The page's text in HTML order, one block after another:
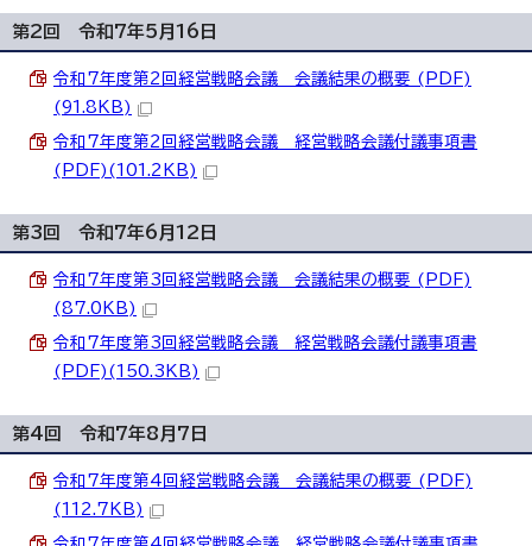
第2回 令和7年5月16日
令和7年度第2回経営戦略会議 会議結果の概要 (PDF)
(91.8KB)
令和7年度第2回経営戦略会議 経営戦略会議付議事項書
(PDF)(101.2KB)
第3回 令和7年6月12日
令和7年度第3回経営戦略会議 会議結果の概要 (PDF)
(87.0KB)
令和7年度第3回経営戦略会議 経営戦略会議付議事項書
(PDF)(150.3KB)
第4回 令和7年8月7日
令和7年度第4回経営戦略会議 会議結果の概要 (PDF)
(112.7KB)